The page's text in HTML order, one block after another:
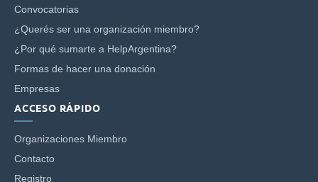
Convocatorias
¿Querés ser una organización miembro?
¿Por qué sumarte a HelpArgentina?
Formas de hacer una donación
Empresas
ACCESO RÁPIDO
Organizaciones Miembro
Contacto
Registro